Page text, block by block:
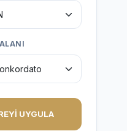
UYGULA